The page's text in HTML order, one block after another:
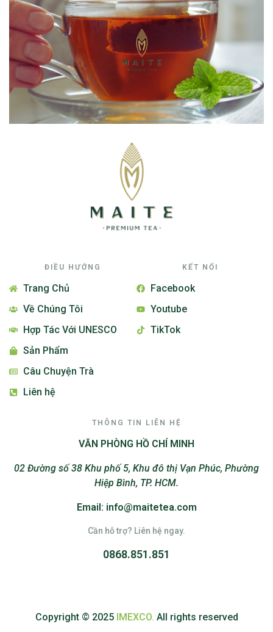
ĐIỀU HƯỚNG
Trang Chủ
Về Chúng Tôi
Hợp Tác Với UNESCO
Sản Phẩm
Câu Chuyện Trà
Liên hệ
KẾT NỐI
Facebook
Youtube
TikTok
THÔNG TIN LIÊN HỆ
VĂN PHÒNG HỒ CHÍ MINH
02 Đường số 38 Khu phố 5, Khu đô thị Vạn Phúc, Phường
Hiệp Bình, TP. HCM.
Email: info@maitetea.com
Cần hỗ trợ? Liên hệ ngay.
0868.851.851
Copyright © 2025 IMEXCO. All rights reserved